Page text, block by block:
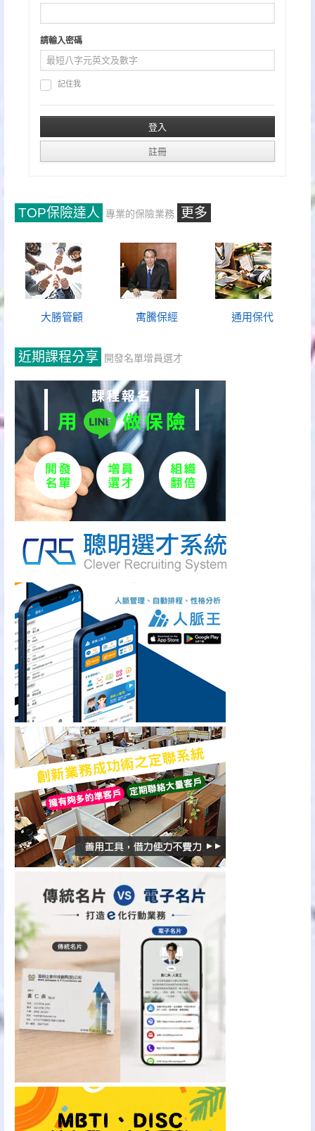
請輸入密碼
記住我
TOP保險達人 專業的保險業務 更多
大勝管顧 寓騰保經 通用保代
近期課程分享 開發名單增員選才